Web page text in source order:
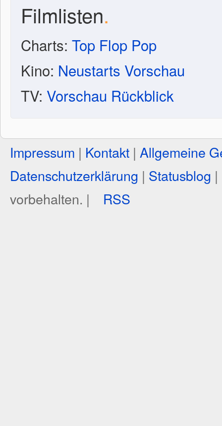
Filmlisten.
Charts: Top Flop Pop
Kino: Neustarts Vorschau
TV: Vorschau Rückblick
Impressum | Kontakt | Allgemeine
Datenschutzerklärung | Statusblog |
vorbehalten. |
RSS